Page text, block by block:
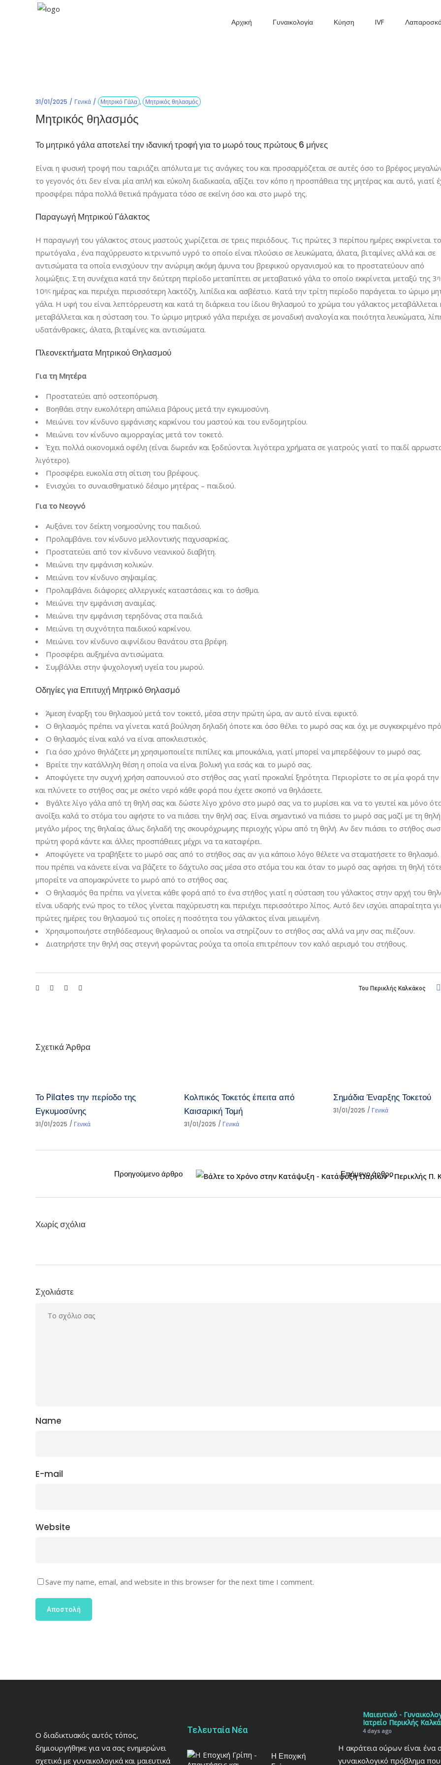
Αρχική Γυναικολογία Κύηση IVF
Βραχύ Πρωτόκολλο με
31/01/2025 Γενικά Μητρικό Γάλα , Μητρικός θηλασμός
Μητρικός θηλασμός
Το μητρικό γάλα αποτελεί την ιδανική τροφή για το μωρό τους πρώτους 6 μήνες
Είναι η φυσική τροφή που ταιριάζει απόλυτα με τις ανάγκες του και προσαρμόζεται σε αυτές όσο το βρέφος
το γεγονός ότι δεν είναι μία απλή και εύκολη διαδικασία, αξίζει τον κόπο η προσπάθεια της μητέρας και αυτό, γιατί
προσφέρει πάρα πολλά θετικά πράγματα τόσο σε εκείνη όσο και στο μωρό της.
Παραγωγή Μητρικού Γάλακτος
Η παραγωγή του γάλακτος στους μαστούς χωρίζεται σε τρεις περιόδους. Τις πρώτες 3 περίπου ημέρες εκκρίνεται
πρωτόγαλα , ένα παχύρρευστο κιτρινωπό υγρό το οποίο είναι πλούσιο σε λευκώματα, άλατα, βιταμίνες αλλά και σε
αντισώματα τα οποία ενισχύουν την ανώριμη ακόμη άμυνα του βρεφικού οργανισμού και το προστατεύουν από
λοιμώξεις. Στη συνέχεια κατά την δεύτερη περίοδο μεταπίπτει σε μεταβατικό γάλα το οποίο εκκρίνεται μεταξύ της 3
10ης ημέρας και περιέχει περισσότερη λακτόζη, λιπίδια και ασβέστιο. Κατά την τρίτη περίοδο παράγεται το ώριμο
γάλα. Η υφή του είναι λεπτόρρευστη και κατά τη διάρκεια του ίδιου θηλασμού το χρώμα του γάλακτος
μεταβάλλεται και η σύσταση του. Το ώριμο μητρικό γάλα περιέχει σε μοναδική αναλογία και ποιότητα λευκώματα,
υδατάνθρακες, άλατα, βιταμίνες και αντισώματα.
Πλεονεκτήματα Μητρικού Θηλασμού
Για τη Μητέρα
Προστατεύει από οστεοπόρωση.
Βοηθάει στην ευκολότερη απώλεια βάρους μετά την εγκυμοσύνη.
Μειώνει τον κίνδυνο εμφάνισης καρκίνου του μαστού και του ενδομητρίου.
Μειώνει τον κίνδυνο αιμορραγίας μετά τον τοκετό.
Έχει πολλά οικονομικά οφέλη (είναι δωρεάν και ξοδεύονται λιγότερα χρήματα σε γιατρούς γιατί το παιδί
λιγότερο).
Προσφέρει ευκολία στη σίτιση του βρέφους.
Ενισχύει το συναισθηματικό δέσιμο μητέρας – παιδιού.
Για το Νεογνό
Αυξάνει τον δείκτη νοημοσύνης του παιδιού.
Προλαμβάνει τον κίνδυνο μελλοντικής παχυσαρκίας.
Προστατεύει από τον κίνδυνο νεανικού διαβήτη.
Μειώνει την εμφάνιση κολικών.
Μειώνει τον κίνδυνο σηψαιμίας.
Προλαμβάνει διάφορες αλλεργικές καταστάσεις και το άσθμα.
Μειώνει την εμφάνιση αναιμίας.
Μειώνει την εμφάνιση τερηδόνας στα παιδιά.
Μειώνει τη συχνότητα παιδικού καρκίνου.
Μειώνει τον κίνδυνο αιφνίδιου θανάτου στα βρέφη.
Προσφέρει αυξημένα αντισώματα.
Συμβάλλει στην ψυχολογική υγεία του μωρού.
Οδηγίες για Επιτυχή Μητρικό Θηλασμό
Άμεση έναρξη του θηλασμού μετά τον τοκετό, μέσα στην πρώτη ώρα, αν αυτό είναι εφικτό.
Ο θηλασμός πρέπει να γίνεται κατά βούληση δηλαδή όποτε και όσο θέλει το μωρό σας και όχι με συγκεκριμένο
Ο θηλασμός είναι καλό να είναι αποκλειστικός.
Για όσο χρόνο θηλάζετε μη χρησιμοποιείτε πιπίλες και μπουκάλια, γιατί μπορεί να μπερδέψουν το μωρό σας.
Βρείτε την κατάλληλη θέση η οποία να είναι βολική για εσάς και το μωρό σας.
Αποφύγετε την συχνή χρήση σαπουνιού στο στήθος σας γιατί προκαλεί ξηρότητα. Περιορίστε το σε μία φορά την
και πλύνετε το στήθος σας με σκέτο νερό κάθε φορά που έχετε σκοπό να θηλάσετε.
Βγάλτε λίγο γάλα από τη θηλή σας και δώστε λίγο χρόνο στο μωρό σας να το μυρίσει και να το γευτεί και μόνο
ανοίξει καλά το στόμα του αφήστε το να πιάσει την θηλή σας. Είναι σημαντικό να πιάσει το μωρό σας μαζί με τη
μεγάλο μέρος της θηλαίας άλως δηλαδή της σκουρόχρωμης περιοχής γύρω από τη θηλή. Αν δεν πιάσει το στήθος
πρώτη φορά κάντε και άλλες προσπάθειες μέχρι να τα καταφέρει.
Αποφύγετε να τραβήξετε το μωρό σας από το στήθος σας αν για κάποιο λόγο θέλετε να σταματήσετε το
που πρέπει να κάνετε είναι να βάζετε το δάχτυλο σας μέσα στο στόμα του και όταν το μωρό σας αφήσει τη θηλή
μπορείτε να απομακρύνετε το μωρό από το στήθος σας.
Ο θηλασμός θα πρέπει να γίνεται κάθε φορά από το ένα στήθος γιατί η σύσταση του γάλακτος στην αρχή του
είναι υδαρής ενώ προς το τέλος γίνεται παχύρευστη και περιέχει περισσότερο λίπος. Αυτό δεν ισχύει απαραίτητα
πρώτες ημέρες του θηλασμού τις οποίες η ποσότητα του γάλακτος είναι μειωμένη.
Χρησιμοποιήστε στηθόδεσμους θηλασμού οι οποίοι να στηρίζουν το στήθος σας αλλά να μην σας πιέζουν.
Διατηρήστε την θηλή σας στεγνή φορώντας ρούχα τα οποία επιτρέπουν τον καλό αερισμό του στήθους.
Του Περικλής Καλκάκος
Σχετικά Άρθρα
Το Pilates την περίοδο της
Εγκυμοσύνης
31/01/2025 Γενικά
Κολπικός Τοκετός έπειτα από
Καισαρική Τομή
31/01/2025 Γενικά
Σημάδια Έναρξης Τοκετού
31/01/2025 Γενικά
Προηγούμενο άρθρο Επόμενο άρθρο
Χωρίς σχόλια
Σχολιάστε
Name
E-mail
Website
Save my name, email, and website in this browser for the next time I comment.
Ο διαδικτυακός αυτός τόπος,
δημιουργήθηκε για να σας ενημερώνει
σχετικά με γυναικολογικά και μαιευτικά
Τελευταία Νέα
Η Εποχική
Μαιευτικό -
Ιατρείο Περικλής
4 days ago
Η ακράτεια ούρων είναι ένα
γυναικολογικό πρόβλημα